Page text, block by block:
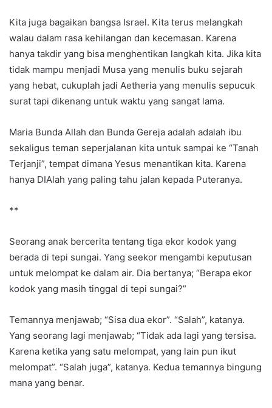
Kita juga bagaikan bangsa Israel. Kita terus melangkah
walau dalam rasa kehilangan dan kecemasan. Karena
hanya takdir yang bisa menghentikan langkah kita. Jika kita
tidak mampu menjadi Musa yang menulis buku sejarah
yang hebat, cukuplah jadi Aetheria yang menulis sepucuk
surat tapi dikenang untuk waktu yang sangat lama.
Maria Bunda Allah dan Bunda Gereja adalah adalah ibu
sekaligus teman seperjalanan kita untuk sampai ke “Tanah
Terjanji”, tempat dimana Yesus menantikan kita. Karena
hanya DIAlah yang paling tahu jalan kepada Puteranya.
**
Seorang anak bercerita tentang tiga ekor kodok yang
berada di tepi sungai. Yang seekor mengambi keputusan
untuk melompat ke dalam air. Dia bertanya; “Berapa ekor
kodok yang masih tinggal di tepi sungai?”
Temannya menjawab; “Sisa dua ekor”. “Salah”, katanya.
Yang seorang lagi menjawab; “Tidak ada lagi yang tersisa.
Karena ketika yang satu melompat, yang lain pun ikut
melompat”. “Salah juga”, katanya. Kedua temannya bingung
mana yang benar.